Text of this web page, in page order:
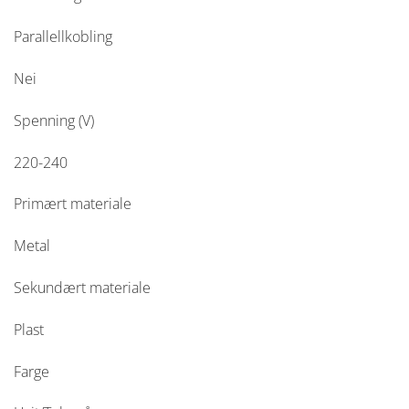
Parallellkobling
Nei
Spenning (V)
220-240
Primært materiale
Metal
Sekundært materiale
Plast
Farge